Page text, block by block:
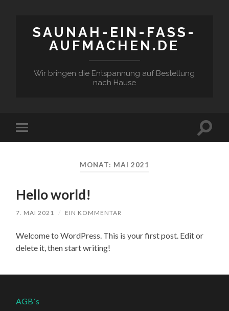
SAUNAH-EIN-FASS-
AUFMACHEN.DE
Wir bringen die Entspannung auf Bestellung
nach Hause
Mobile-
Menü
MONAT: MAI 2021
Hello world!
7. MAI 2021 / EIN KOMMENTAR
Welcome to WordPress. This is your first post. Edit or
delete it, then start writing!
AGB´s